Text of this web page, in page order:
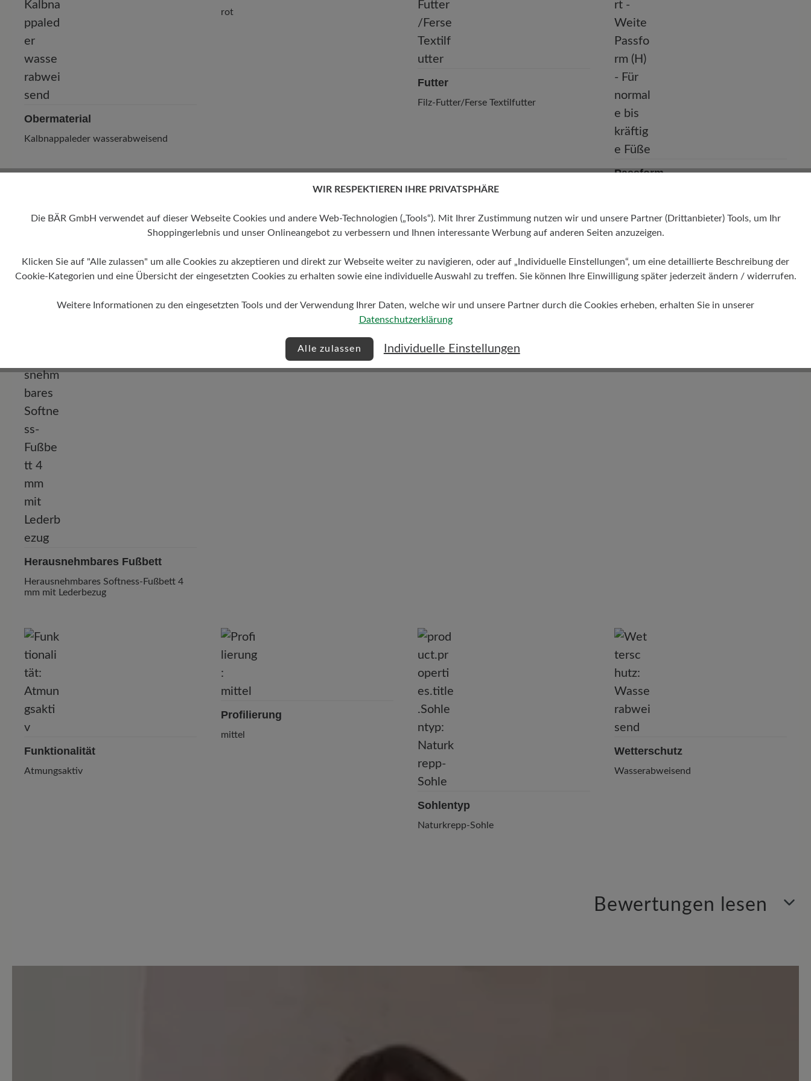
Obermaterial
Kalbnappaleder wasserabweisend
rot
Futter
Filz-Futter/Ferse Textilfutter
Passform
Herausnehmbares Fußbett
Herausnehmbares Softness-Fußbett 4
mm mit Lederbezug
Absatz
Dämpfungsgrad
hoch
Funktionalität
Atmungsaktiv
Profilierung
mittel
Sohlentyp
Naturkrepp-Sohle
Wetterschutz
Wasserabweisend
Bewertungen lesen
Sohle unbefriedigend
WIR RESPEKTIEREN IHRE PRIVATSPHÄRE
Die BÄR GmbH verwendet auf dieser Webseite Cookies und andere Web-Technologien („Tools“). Mit Ihrer Zustimmung nutzen wir und unsere Partner (Drittanbieter) Tools, um Ihr
Shoppingerlebnis und unser Onlineangebot zu verbessern und Ihnen interessante Werbung auf anderen Seiten anzuzeigen.
Klicken Sie auf "Alle zulassen" um alle Cookies zu akzeptieren und direkt zur Webseite weiter zu navigieren, oder auf „Individuelle Einstellungen“, um eine detaillierte Beschreibung der
Cookie-Kategorien und eine Übersicht der eingesetzten Cookies zu erhalten sowie eine individuelle Auswahl zu treffen. Sie können Ihre Einwilligung später jederzeit ändern / widerrufen.
Weitere Informationen zu den eingesetzten Tools und der Verwendung Ihrer Daten, welche wir und unsere Partner durch die Cookies erheben, erhalten Sie in unserer
Datenschutzerklärung
Alle zulassen Individuelle Einstellungen